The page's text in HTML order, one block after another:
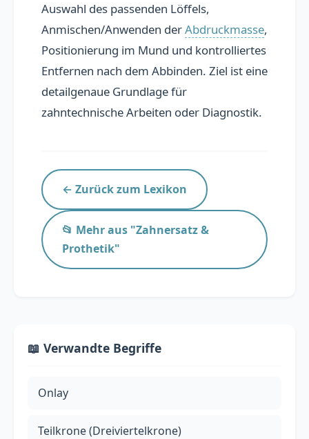
Praxis präsentieren
Personal finden
📚 Lexikon
Auswahl des passenden Löffels,
Anmischen/Anwenden derAbdruckmasse,
Positionierung im Mund und kontrolliertes
Entfernen nach dem Abbinden. Ziel ist eine
detailgenaue Grundlage für
zahntechnische Arbeiten oder Diagnostik.
← Zurück zum Lexikon
📂 Mehr aus "Zahnersatz &
Prothetik"
📖 Verwandte Begriffe
Onlay
Teilkrone (Dreiviertelkrone)